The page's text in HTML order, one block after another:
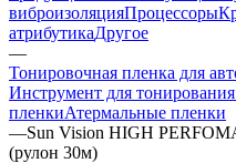
виброизоляцияПроцессоры
атрибутикаДругое
—
Тонировочная пленка для
Инструмент для тонирования
пленкиАтермальные пленки
—Sun Vision HIGH
(рулон 30м)